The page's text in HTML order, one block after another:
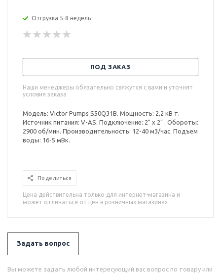
Отгрузка 5-8 недель
ПОД ЗАКАЗ
Наши менеджеры обязательно свяжутся с вами и уточнят
условия заказа
Модель: Victor Pumps S50Q31B. Мощность: 2,2 кВ т.
Источник питания: V-AS. Подключение: 2" x 2" . Обороты:
2900 об/мин. Производительность: 12-40 м3/час. Подъем
воды: 16-5 мВк.
Поделиться
Цена действительна только для интернет-магазина и
может отличаться от цен в розничных магазинах
Задать вопрос
Вы можете задать любой интересующий вас вопрос по товару или